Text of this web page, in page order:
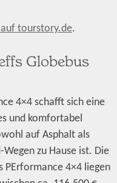
tourstory.de.
Globebus
4×4 schafft sich eine
und komfortabel
auf Asphalt als
zu Hause ist. Die
PErformance 4×4 liegen